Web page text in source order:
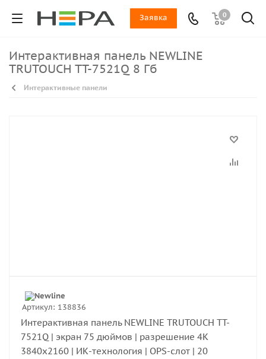
0
Заявка
Интерактивная панель NEWLINE
TRUTOUCH TT-7521Q 8 Гб
Интерактивные панели
Артикул: 138836
Интерактивная панель NEWLINE TRUTOUCH TT-
7521Q | экран 75 дюймов | разрешение 4K
3840x2160 | ИК-технология | OPS-слот | 20